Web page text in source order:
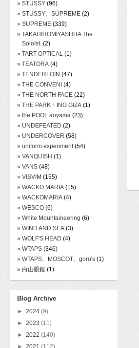
» STUSSY (96)
» STUSSY、SUPREME (2)
» SUPREME (339)
» TAKAHIROMIYASHITA The
SoloIst. (2)
» TART OPTICAL (1)
» TEATORA (4)
» TENDERLOIN (47)
» THE CONVENI (4)
» THE NORTH FACE (22)
» THE PARK・ING GIZA (1)
» the POOL aoyama (23)
» UNDEFEATED (2)
» UNDERCOVER (58)
» uniform experiment (54)
» VANQUISH (1)
» VANS (48)
» VISVIM (155)
» WACKO MARIA (15)
» WACKOMARIA (4)
» WESCO (6)
» White Mountaineering (6)
» WIND AND SEA (3)
» WOLF'S HEAD (4)
» WTAPS (346)
» WTAPS、MOSCOT、goro's (1)
» 白山眼鏡 (1)
Blog Archive
► 2024 (9)
► 2023 (11)
► 2022 (140)
► 2021 (112)